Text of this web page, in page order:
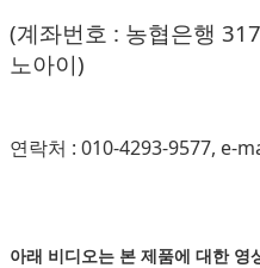
(계좌번호 : 농협은행
노아이)
연락처 : 010-4293-9577, e-
아래 비디오는 본 제품에 대한 영